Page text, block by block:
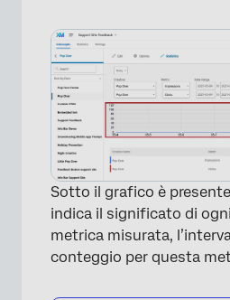
Sotto il grafico è
indica il significato di
metrica misurata,
conteggio per questa